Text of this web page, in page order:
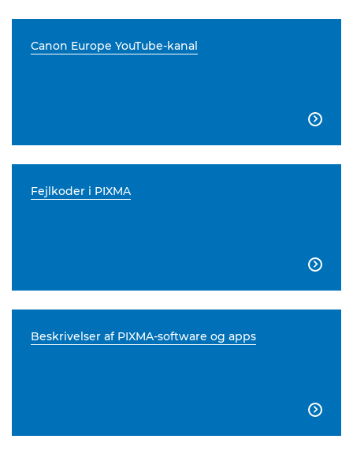
Canon Europe YouTube-kanal

Fejlkoder i PIXMA

Beskrivelser af PIXMA-software og apps
